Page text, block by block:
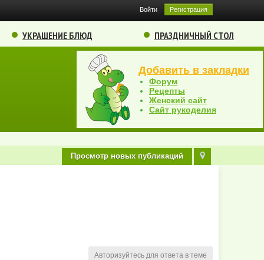
Войти Регистрация
УКРАШЕНИЕ БЛЮД ПРАЗДНИЧНЫЙ СТОЛ
Добавить в закладки
Форум
Рецепты
Женский сайт
Сайт рукоделия
Просмотр новых публикаций
Авторизуйтесь для ответа в теме